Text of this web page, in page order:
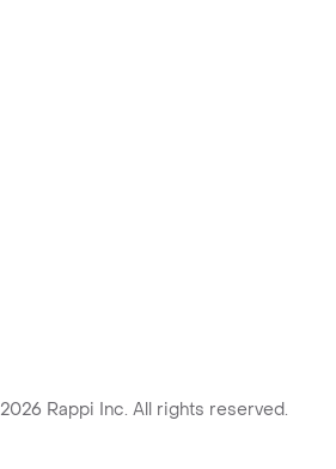
2026 Rappi Inc. All rights reserved.